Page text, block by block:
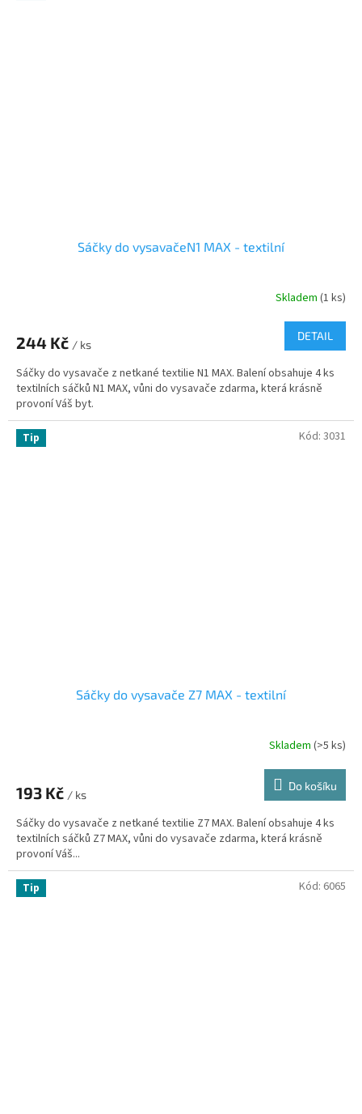
Sáčky do vysavačeN1 MAX - textilní
Skladem (1 ks)
244 Kč / ks
DETAIL
Sáčky do vysavače z netkané textilie N1 MAX. Balení obsahuje 4 ks
textilních sáčků N1 MAX, vůni do vysavače zdarma, která krásně
provoní Váš byt.
Tip
Sáčky do vysavače Z7 MAX - textilní
Skladem (>5 ks)
193 Kč / ks
Do košíku
Sáčky do vysavače z netkané textilie Z7 MAX. Balení obsahuje 4 ks
textilních sáčků Z7 MAX, vůni do vysavače zdarma, která krásně
provoní Váš...
Kód: 3031
Tip Kód: 6065